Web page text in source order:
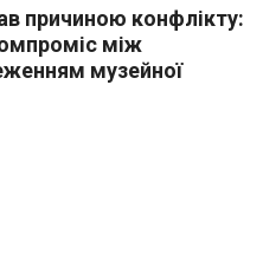
причиною конфлікту:
між
музейної